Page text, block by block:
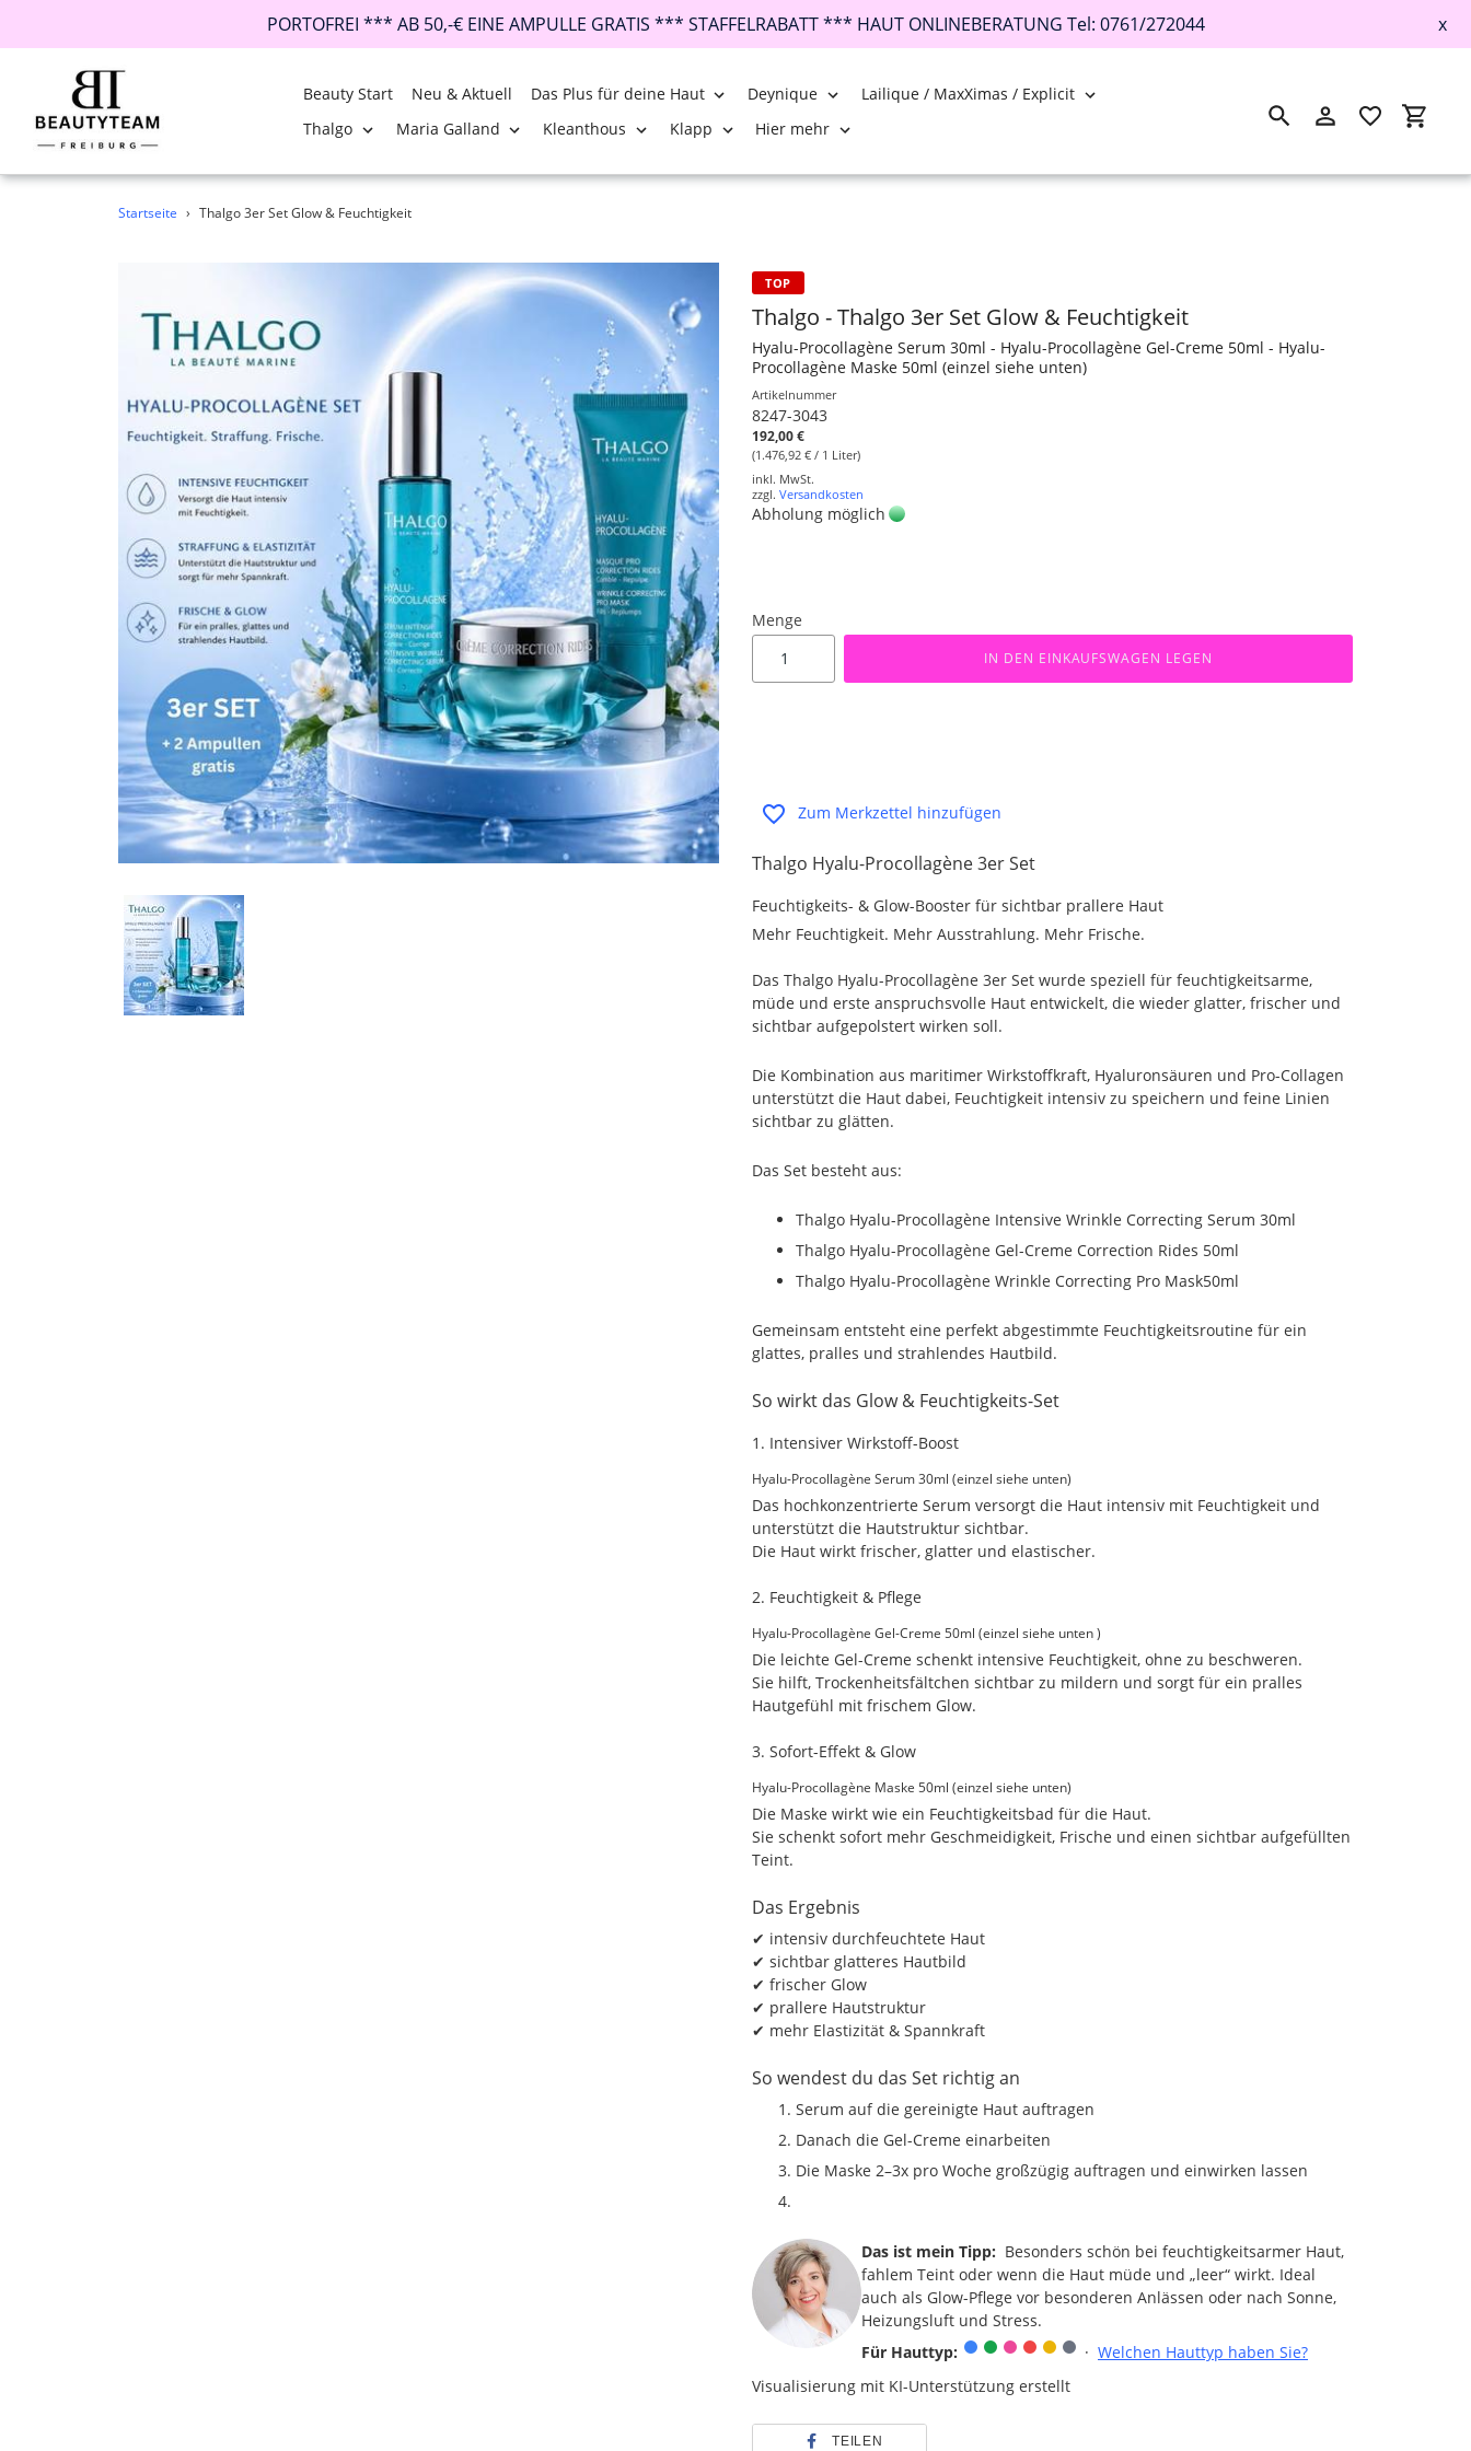
PORTOFREI *** AB 50,-€ EINE AMPULLE GRATIS *** STAFFELRABATT *** HAUT ONLINEBERATUNG Tel: 0761/272044 x
Beauty Start Neu & Aktuell Das Plus für deine Haut Deynique
Lailique / MaxXimas / Explicit
Thalgo
Maria Galland Kleanthous Klapp Hier mehr SuchenEinloggen
Startseite › Thalgo 3er Set Glow & Feuchtigkeit
TOP
Thalgo - Thalgo 3er Set Glow & Feuchtigkeit
Hyalu-Procollagène Serum 30ml - Hyalu-Procollagène Gel-Creme 50ml - Hyalu-
Procollagène Maske 50ml (einzel siehe unten)
Artikelnummer
8247-3043
192,00 €
(1.476,92 € / 1 Liter)
inkl. MwSt.
zzgl. Versandkosten
Abholung möglich
Menge
IN DEN EINKAUFSWAGEN LEGEN
Zum Merkzettel hinzufügen
Thalgo Hyalu-Procollagène 3er Set
Feuchtigkeits- & Glow-Booster für sichtbar prallere Haut
Mehr Feuchtigkeit. Mehr Ausstrahlung. Mehr Frische.
Das Thalgo Hyalu-Procollagène 3er Set wurde speziell für feuchtigkeitsarme,
müde und erste anspruchsvolle Haut entwickelt, die wieder glatter, frischer und
sichtbar aufgepolstert wirken soll.
Die Kombination aus maritimer Wirkstoffkraft, Hyaluronsäuren und Pro-Collagen
unterstützt die Haut dabei, Feuchtigkeit intensiv zu speichern und feine Linien
sichtbar zu glätten.
Das Set besteht aus:
Thalgo Hyalu-Procollagène Intensive Wrinkle Correcting Serum 30ml
Thalgo Hyalu-Procollagène Gel-Creme Correction Rides 50ml
Thalgo Hyalu-Procollagène Wrinkle Correcting Pro Mask50ml
Gemeinsam entsteht eine perfekt abgestimmte Feuchtigkeitsroutine für ein
glattes, pralles und strahlendes Hautbild.
So wirkt das Glow & Feuchtigkeits-Set
1. Intensiver Wirkstoff-Boost
Hyalu-Procollagène Serum 30ml (einzel siehe unten)
Das hochkonzentrierte Serum versorgt die Haut intensiv mit Feuchtigkeit und
unterstützt die Hautstruktur sichtbar.
Die Haut wirkt frischer, glatter und elastischer.
2. Feuchtigkeit & Pflege
Hyalu-Procollagène Gel-Creme 50ml (einzel siehe unten )
Die leichte Gel-Creme schenkt intensive Feuchtigkeit, ohne zu beschweren.
Sie hilft, Trockenheitsfältchen sichtbar zu mildern und sorgt für ein pralles
Hautgefühl mit frischem Glow.
3. Sofort-Effekt & Glow
Hyalu-Procollagène Maske 50ml (einzel siehe unten)
Die Maske wirkt wie ein Feuchtigkeitsbad für die Haut.
Sie schenkt sofort mehr Geschmeidigkeit, Frische und einen sichtbar aufgefüllten
Teint.
Das Ergebnis
✔ intensiv durchfeuchtete Haut
✔ sichtbar glatteres Hautbild
✔ frischer Glow
✔ prallere Hautstruktur
✔ mehr Elastizität & Spannkraft
So wendest du das Set richtig an
Serum auf die gereinigte Haut auftragen
Danach die Gel-Creme einarbeiten
Die Maske 2–3x pro Woche großzügig auftragen und einwirken lassen
Das ist mein Tipp: Besonders schön bei feuchtigkeitsarmer Haut,
fahlem Teint oder wenn die Haut müde und „leer“ wirkt. Ideal
auch als Glow-Pflege vor besonderen Anlässen oder nach Sonne,
Heizungsluft und Stress.
Für Hauttyp:
· Welchen Hauttyp haben Sie?
Visualisierung mit KI-Unterstützung erstellt
TEILEN